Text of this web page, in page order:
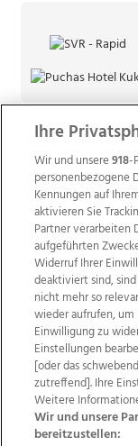
Wir über uns
Datenschutz
AGB Website
Ihre
Wir und unsere918-
personenbezogene
Kennungen auf
aktivieren Sie
Partner verarbeiten
aufgeführten
Widerruf Ihrer
deaktiviert sind,
nicht mehr so
wieder aufrufen, um
Einwilligung zu
Einstellungen
[oder das
zutreffend]. Ihre
Weitere
Wir und unsere
bereitzustellen: